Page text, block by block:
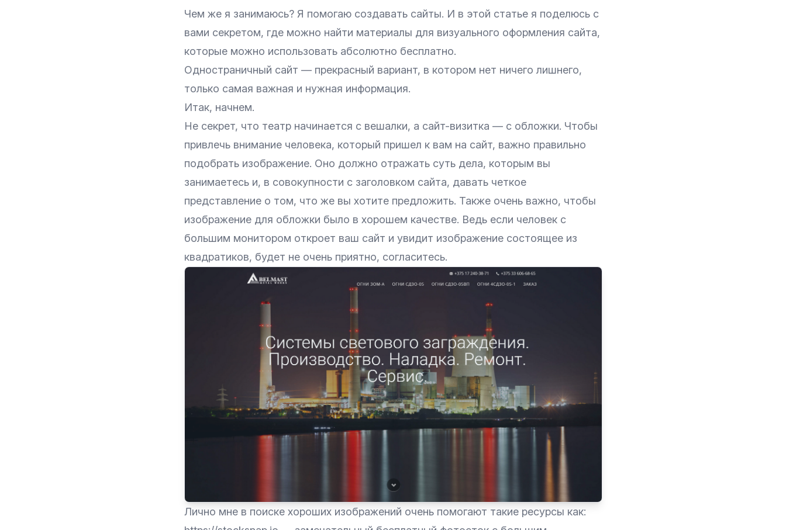
Чем же я занимаюсь? Я помогаю создавать сайты. И в этой статье я поделюсь с
вами секретом, где можно найти материалы для визуального оформления сайта,
которые можно использовать абсолютно бесплатно.
Одностраничный сайт — прекрасный вариант, в котором нет ничего лишнего,
только самая важная и нужная информация.
Итак, начнем.
Не секрет, что театр начинается с вешалки, а сайт-визитка — с обложки. Чтобы
привлечь внимание человека, который пришел к вам на сайт, важно правильно
подобрать изображение. Оно должно отражать суть дела, которым вы
занимаетесь и, в совокупности с заголовком сайта, давать четкое
представление о том, что же вы хотите предложить. Также очень важно, чтобы
изображение для обложки было в хорошем качестве. Ведь если человек с
большим монитором откроет ваш сайт и увидит изображение состоящее из
квадратиков, будет не очень приятно, согласитесь.
Лично мне в поиске хороших изображений очень помогают такие ресурсы как: